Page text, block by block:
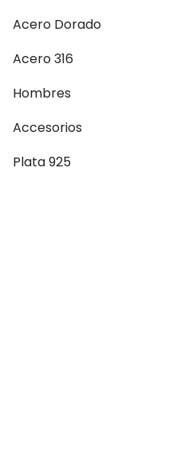
Acero Dorado
Acero 316
Hombres
Accesorios
Plata 925